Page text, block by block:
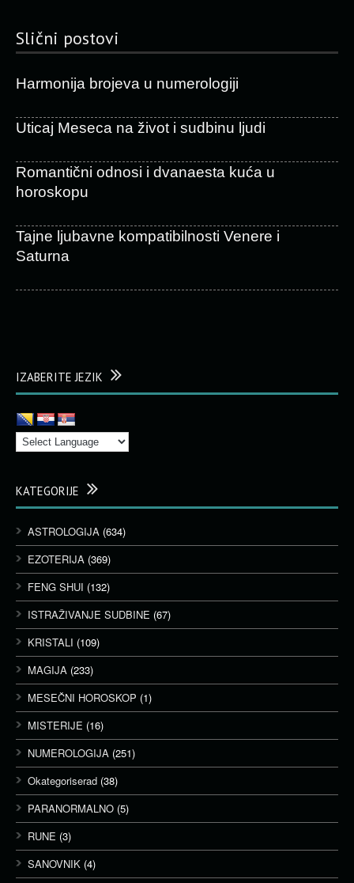
Slični postovi
Harmonija brojeva u numerologiji
Uticaj Meseca na život i sudbinu ljudi
Romantični odnosi i dvanaesta kuća u
horoskopu
Tajne ljubavne kompatibilnosti Venere i
Saturna
IZABERITE JEZIK
KATEGORIJE
ASTROLOGIJA (634)
EZOTERIJA (369)
FENG SHUI (132)
ISTRAŽIVANJE SUDBINE (67)
KRISTALI (109)
MAGIJA (233)
MESEČNI HOROSKOP (1)
MISTERIJE (16)
NUMEROLOGIJA (251)
Okategoriserad (38)
PARANORMALNO (5)
RUNE (3)
SANOVNIK (4)